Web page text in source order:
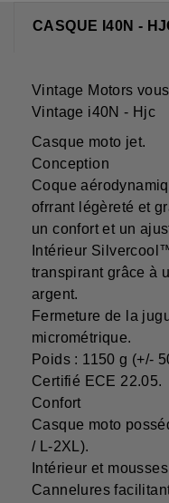
CASQUE I40N -
Vintage Motors
Vintage i40N - Hjc
Casque moto jet.
Conception
Coque
ofrrant légèreté et
un confort et un
Intérieur
transpirant grâce à
argent.
Fermeture de la
micrométrique.
Poids : 1150 g (+/-
Certifié ECE 22.05.
Confort
Casque moto
/ L-2XL).
Intérieur et
Cannelures